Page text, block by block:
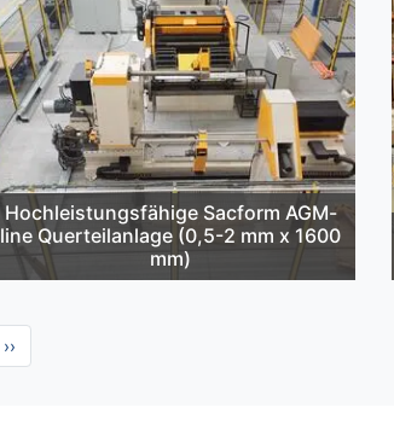
Hochleistungsfähige Sacform AGM-
line Querteilanlage (0,5-2 mm x 1600
mm)
Nächste
Seite
››